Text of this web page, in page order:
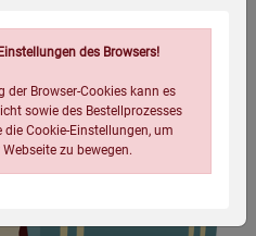
des Browsers!
Browser-Cookies kann es
sowie des Bestellprozesses
Cookie-Einstellungen, um
zu bewegen.